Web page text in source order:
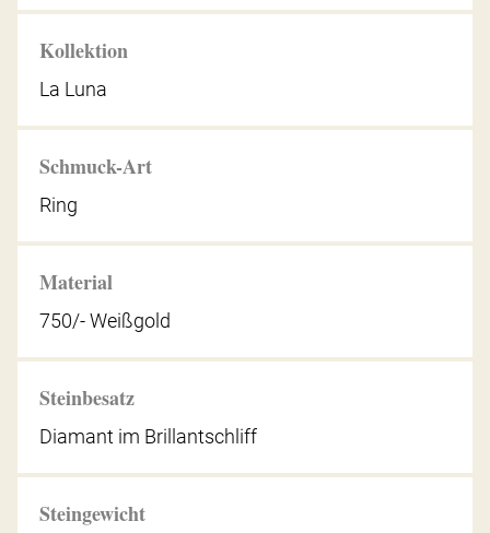
Kollektion
La Luna
Schmuck-Art
Ring
Material
750/- Weißgold
Steinbesatz
Diamant im Brillantschliff
Steingewicht